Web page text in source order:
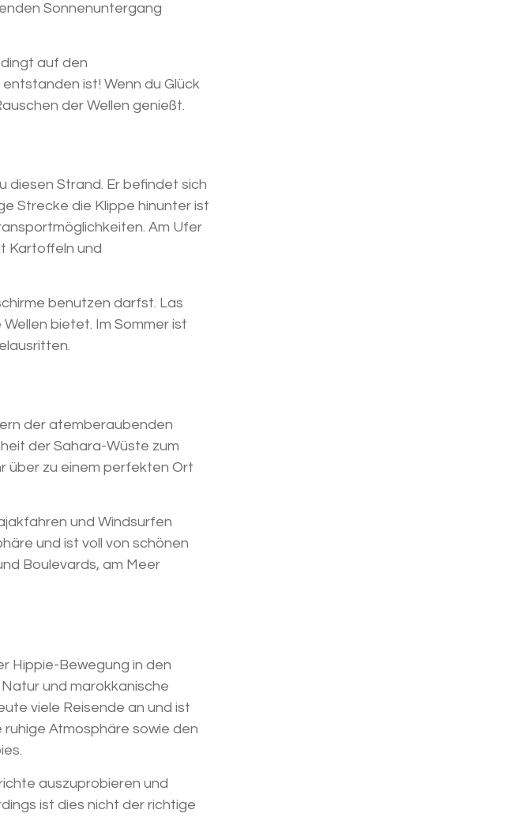
Sonnenuntergang
auf den
ist! Wenn du Glück
der Wellen genießt.
diesen Strand. Er befindet sich
Strecke die Klippe hinunter ist
Am Ufer
Kartoffeln und
benutzen darfst. Las
bietet. Im Sommer ist
der atemberaubenden
der Sahara-Wüste zum
über zu einem perfekten Ort
und Windsurfen
und ist voll von schönen
Boulevards, am Meer
Hippie-Bewegung in den
und marokkanische
viele Reisende an und ist
Atmosphäre sowie den
auszuprobieren und
ist dies nicht der richtige